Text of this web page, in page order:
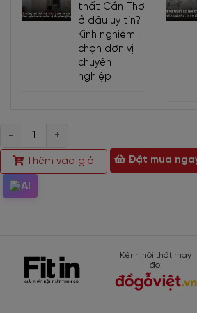
Thông tin chi tiết:
Loại gỗ: Gỗ MDF Phủ Melamine
thất Cần Thơ
ở đâu uy tín?
Kinh nghiệm
chọn đơn vị
chuyên
nghiệp
Số
lượng
Thêm vào giỏ
Đặt mua
Kênh nội thất may
đo: